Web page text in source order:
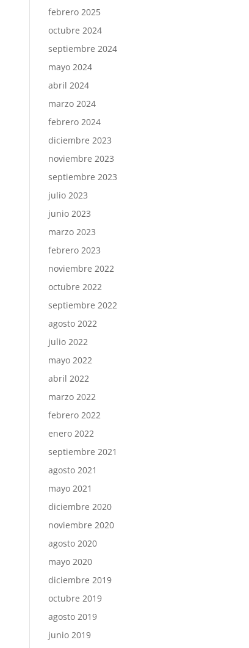
febrero 2025
octubre 2024
septiembre 2024
mayo 2024
abril 2024
marzo 2024
febrero 2024
diciembre 2023
noviembre 2023
septiembre 2023
julio 2023
junio 2023
marzo 2023
febrero 2023
noviembre 2022
octubre 2022
septiembre 2022
agosto 2022
julio 2022
mayo 2022
abril 2022
marzo 2022
febrero 2022
enero 2022
septiembre 2021
agosto 2021
mayo 2021
diciembre 2020
noviembre 2020
agosto 2020
mayo 2020
diciembre 2019
octubre 2019
agosto 2019
junio 2019